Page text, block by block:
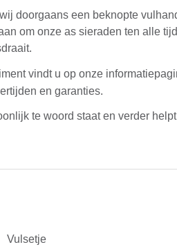
doorgaans een beknopte
om onze as sieraden ten alle
vindt u op onze
en garanties.
te woord staat en verder
Vulsetje